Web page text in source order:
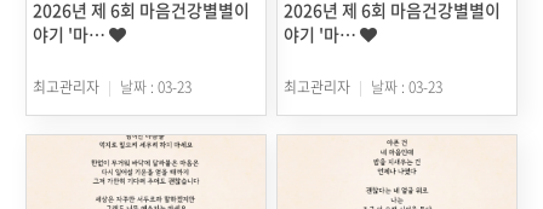
2026년 제 6회 마음건강별별이
야기 '마…
최고관리자 날짜 : 03-23
2026년 제 6회 마음건강별별이
야기 '마…
최고관리자 날짜 : 03-23